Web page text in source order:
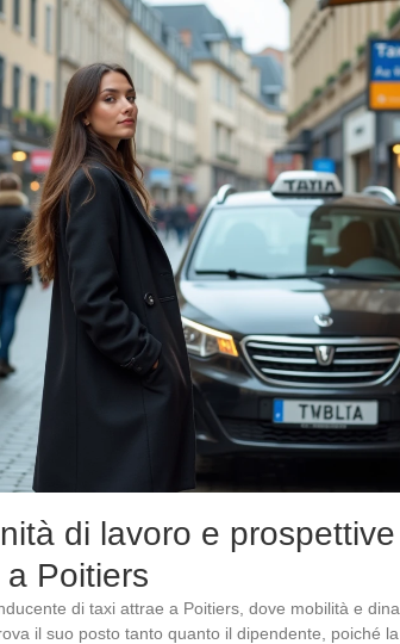
di lavoro e
Poitiers
di taxi attrae a Poitiers, dove mobilità e
il suo posto tanto quanto il dipendente, poiché